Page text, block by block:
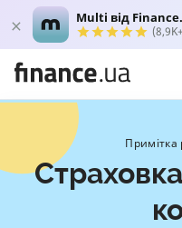
Multi від
Примітка